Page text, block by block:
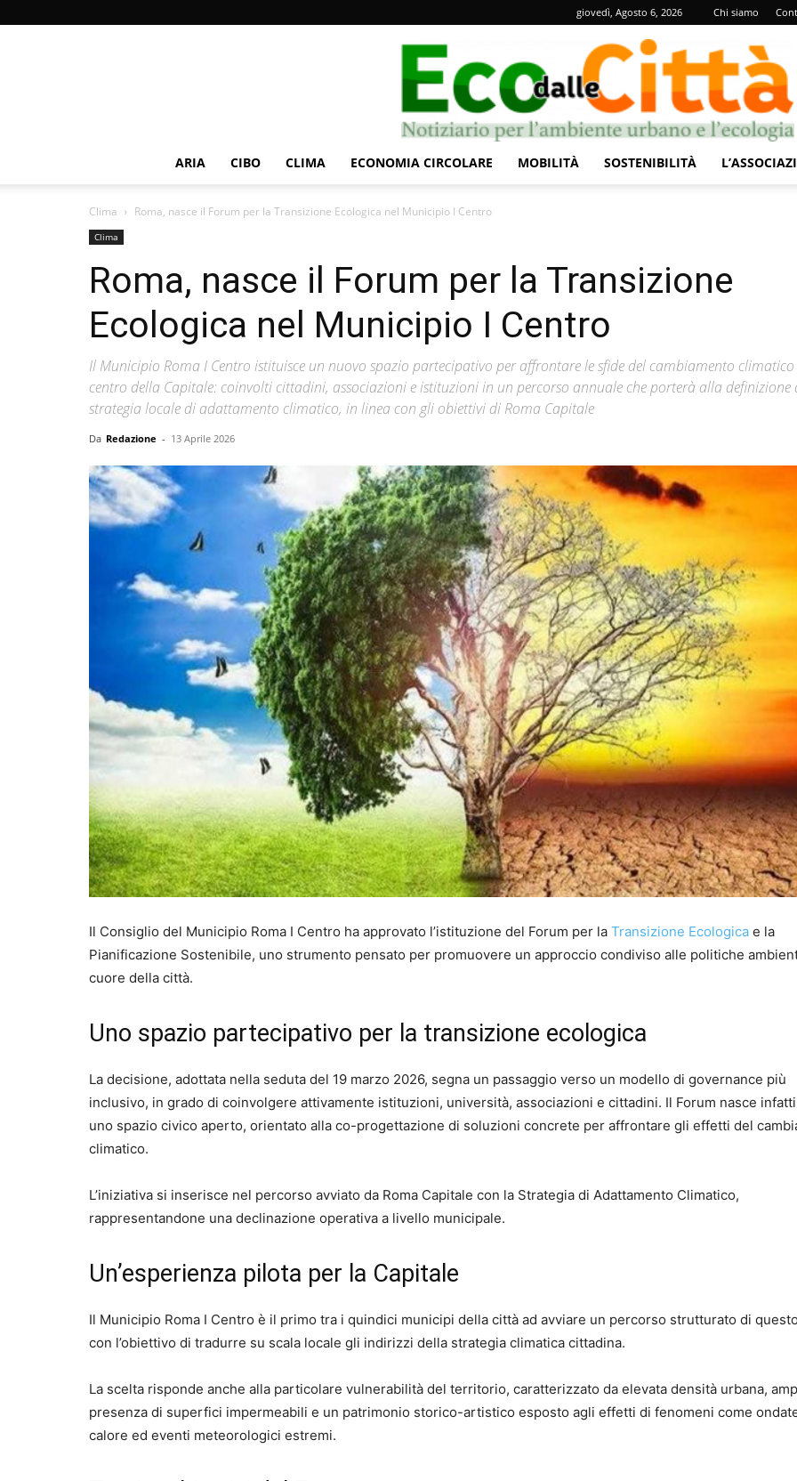
giovedì, Agosto 6, 2026 Chi siamo
ARIA CIBO CLIMA ECONOMIA CIRCOLARE MOBILITÀ SOSTENIBILITÀ
Clima Roma, nasce il Forum per la Transizione Ecologica nel Municipio I Centro
Clima
Roma, nasce il Forum per la Transizione
Ecologica nel Municipio I Centro
Il Municipio Roma I Centro istituisce un nuovo spazio partecipativo per affrontare le sfide del cambiamento
centro della Capitale: coinvolti cittadini, associazioni e istituzioni in un percorso annuale che porterà alla definizione
strategia locale di adattamento climatico, in linea con gli obiettivi di Roma Capitale
Da Redazione - 13 Aprile 2026
Il Consiglio del Municipio Roma I Centro ha approvato l’istituzione del Forum per la Transizione Ecologica e la
Pianificazione Sostenibile, uno strumento pensato per promuovere un approccio condiviso alle politiche
cuore della città.
Uno spazio partecipativo per la transizione ecologica
La decisione, adottata nella seduta del 19 marzo 2026, segna un passaggio verso un modello di governance più
inclusivo, in grado di coinvolgere attivamente istituzioni, università, associazioni e cittadini. Il Forum nasce
uno spazio civico aperto, orientato alla co-progettazione di soluzioni concrete per affrontare gli effetti del
climatico.
L’iniziativa si inserisce nel percorso avviato da Roma Capitale con la Strategia di Adattamento Climatico,
rappresentandone una declinazione operativa a livello municipale.
Un’esperienza pilota per la Capitale
Il Municipio Roma I Centro è il primo tra i quindici municipi della città ad avviare un percorso strutturato di
con l’obiettivo di tradurre su scala locale gli indirizzi della strategia climatica cittadina.
La scelta risponde anche alla particolare vulnerabilità del territorio, caratterizzato da elevata densità urbana,
presenza di superfici impermeabili e un patrimonio storico-artistico esposto agli effetti di fenomeni come
calore ed eventi meteorologici estremi.